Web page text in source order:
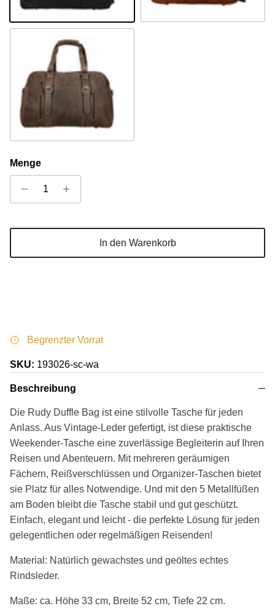
Braun
Menge
In den Warenkorb
Begrenzter Vorrat
SKU: 193026-sc-wa
Beschreibung
Die Rudy Duffle Bag ist eine stilvolle Tasche für jeden
Anlass. Aus Vintage-Leder gefertigt, ist diese praktische
Weekender-Tasche eine zuverlässige Begleiterin auf Ihren
Reisen und Abenteuern. Mit mehreren geräumigen
Fächern, Reißverschlüssen und Organizer-Taschen bietet
sie Platz für alles Notwendige. Und mit den 5 Metallfüßen
am Boden bleibt die Tasche stabil und gut geschützt.
Einfach, elegant und leicht - die perfekte Lösung für jeden
gelegentlichen oder regelmäßigen Reisenden!
Material: Natürlich gewachstes und geöltes echtes
Rindsleder.
Maße: ca. Höhe 33 cm, Breite 52 cm, Tiefe 22 cm.